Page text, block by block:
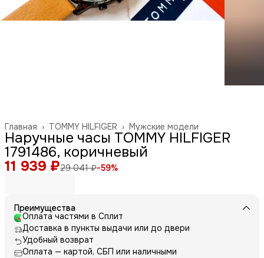
Мужские модели
TOMMY HILFIGER ›
Главная ›
Наручные часы TOMMY HILFIGER
1791486, коричневый
11 939 ₽29 041 ₽−59%
Преимущества
Оплата частями в Сплит
Доставка в пункты выдачи или до двери
Удобный возврат
Оплата — картой, СБП или наличными